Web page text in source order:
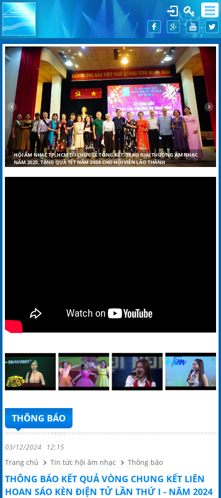
HỘI ÂM NHẠC TP. HCM TỔ CHỨC LỄ TỔNG KẾT, TRAO GIẢI THƯỞNG ÂM NHẠC
NĂM 2025, TẶNG QUÀ TẾT NĂM 2026 CHO HỘI VIÊN LÃO THÀNH
THÔNG BÁO
03/12/2024
12:15
Trang chủ
Tin tức hội âm nhạc Thông báo
THÔNG BÁO KẾT QUẢ VÒNG CHUNG KẾT LIÊN
HOAN SÁO KÈN ĐIỆN TỬ LẦN THỨ I - NĂM 2024